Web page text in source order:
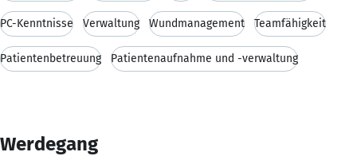
PC-Kenntnisse Verwaltung Wundmanagement Teamfähigkeit
Patientenbetreuung Patientenaufnahme und -verwaltung
Werdegang